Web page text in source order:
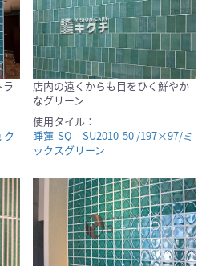
ラ
ク
店内の遠くからも目をひく鮮やか
なグリーン
使用タイル：
睡蓮-SQ SU2010-50 /197×97/ミ
ックスグリーン